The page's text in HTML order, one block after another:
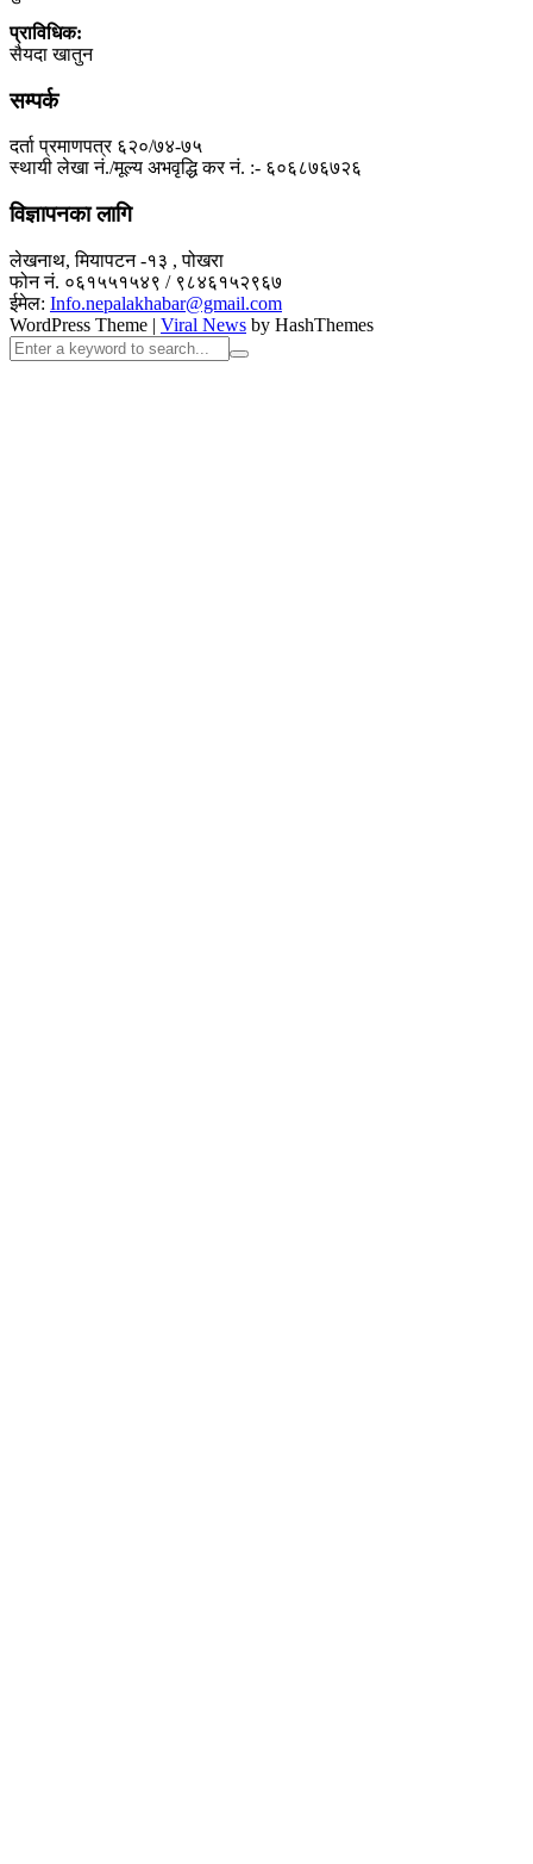
प्राविधिक:
सैयदा खातुन
सम्पर्क
दर्ता प्रमाणपत्र ६२०/७४-७५
स्थायी लेखा नं./मूल्य अभवृद्धि कर नं. :- ६०६८७६७२६
विज्ञापनका लागि
लेखनाथ, मियापटन -१३ , पोखरा
फोन नं. ०६१५५१५४९ / ९८४६१५२९६७
ईमेल: Info.nepalakhabar@gmail.com
WordPress Theme | Viral News by HashThemes